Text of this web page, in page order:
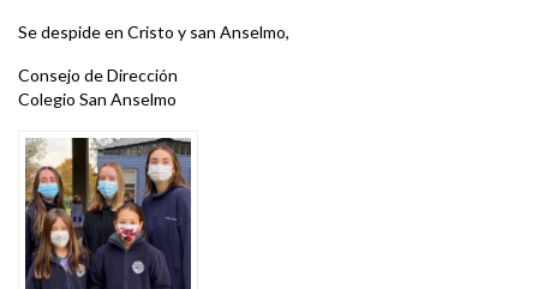
Se despide en Cristo y san Anselmo,
Consejo de Dirección
Colegio San Anselmo